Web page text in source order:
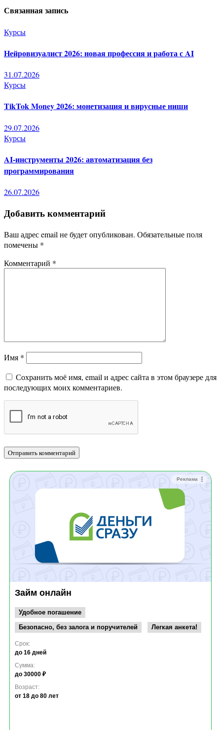
записям
Связанная запись
Курсы
Нейровизуалист 2026: новая профессия и работа с AI
31.07.2026
Курсы
TikTok Money 2026: монетизация и вирусные ниши
29.07.2026
Курсы
AI-инструменты 2026: автоматизация без
программирования
26.07.2026
Добавить комментарий
Ваш адрес email не будет опубликован. Обязательные поля
помечены *
Комментарий *
Имя *
Сохранить моё имя, email и адрес сайта в этом браузере для
последующих моих комментариев.
Реклама
Займ онлайн
Удобное погашение
Безопасно, без залога и поручителей
Легкая анкета!
Срок:
до 16 дней
Сумма:
до 30000 ₽
Возраст:
от 18 до 80 лет